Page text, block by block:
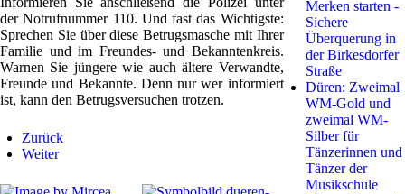
der Notrufnummer 110. Und fast das Wichtigste:
Sprechen Sie über diese Betrugsmasche mit Ihrer
Familie und im Freundes- und Bekanntenkreis.
Warnen Sie jüngere wie auch ältere Verwandte,
Freunde und Bekannte. Denn nur wer informiert
ist, kann den Betrugsversuchen trotzen.
Zurück
Weiter
Merken starten -
Sichere
Überquerung in
der Birkesdorfer
Straße
Düren: Zweimal
WM-Gold und
zweimal WM-
Silber für
Tänzerinnen und
Tänzer der
Musikschule